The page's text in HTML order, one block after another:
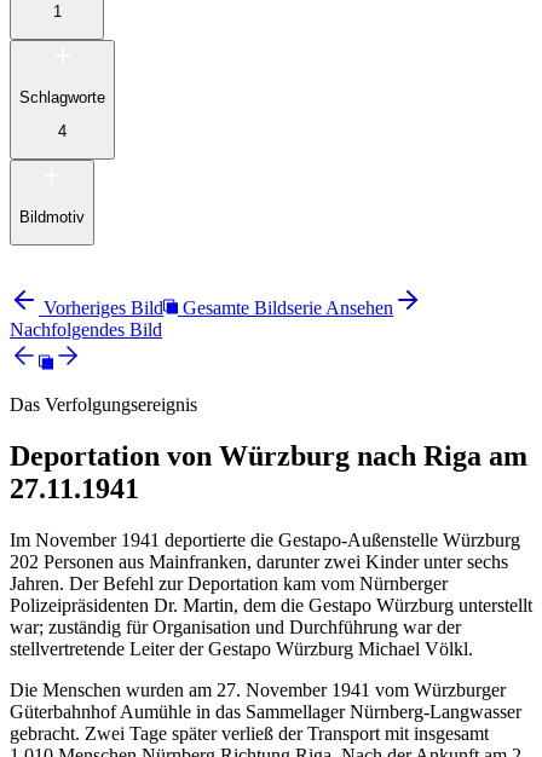
1
Schlagworte
4
Bildmotiv
Vorheriges Bild
Gesamte Bildserie Ansehen
Nachfolgendes Bild
Das Verfolgungsereignis
Deportation von Würzburg nach Riga am
27.11.1941
Im November 1941 deportierte die Gestapo-Außenstelle Würzburg
202 Personen aus Mainfranken, darunter zwei Kinder unter sechs
Jahren. Der Befehl zur Deportation kam vom Nürnberger
Polizeipräsidenten Dr. Martin, dem die Gestapo Würzburg unterstellt
war; zuständig für Organisation und Durchführung war der
stellvertretende Leiter der Gestapo Würzburg Michael Völkl.
Die Menschen wurden am 27. November 1941 vom Würzburger
Güterbahnhof Aumühle in das Sammellager Nürnberg-Langwasser
gebracht. Zwei Tage später verließ der Transport mit insgesamt